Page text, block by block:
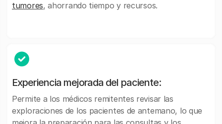
tumores, ahorrando tiempo y recursos.
Experiencia mejorada del paciente:
Permite a los médicos remitentes revisar las
exploraciones de los pacientes de antemano, lo que